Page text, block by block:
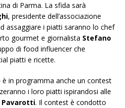
di Parma. La sfida sarà
, presidente dell’associazione
assaggiare i piatti saranno lo chef
gourmet e giornalista Stefano
di food influencer che
piatti e ricette.
in programma anche un contest
i loro piatti ispirandosi alle
Pavarotti. Il contest è condotto